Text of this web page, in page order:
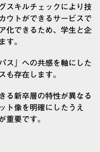
スキルチェックにより技
ウトができるサービスで
化できるため、学生と企
す。
ス」への共感を軸にした
も存在します。
る新卒層の特性が異なる
ト像を明確にしたうえ
重要です。